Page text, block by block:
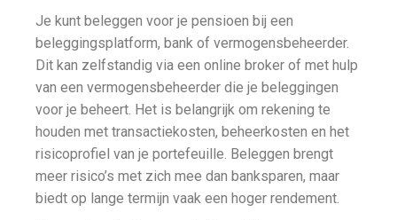
Je kunt beleggen voor je pensioen bij een
beleggingsplatform, bank of vermogensbeheerder.
Dit kan zelfstandig via een online broker of met hulp
van een vermogensbeheerder die je beleggingen
voor je beheert. Het is belangrijk om rekening te
houden met transactiekosten, beheerkosten en het
risicoprofiel van je portefeuille. Beleggen brengt
meer risico’s met zich mee dan banksparen, maar
biedt op lange termijn vaak een hoger rendement.